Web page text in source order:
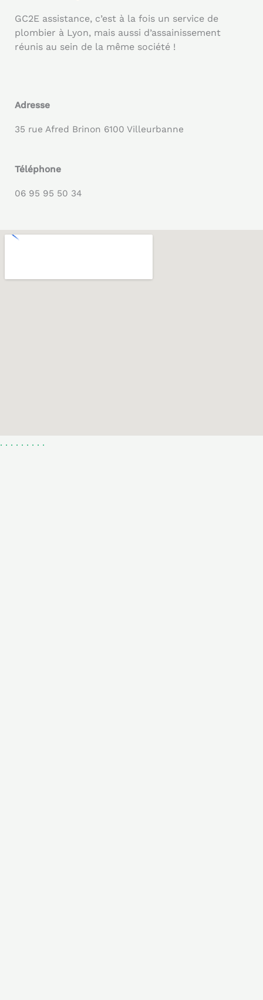
GC2E assistance, c’est à la fois un service de
plombier à Lyon, mais aussi d’assainissement
réunis au sein de la même société !
Adresse
35 rue Afred Brinon 6100 Villeurbanne
Téléphone
06 95 95 50 34
. . . . . . . . .